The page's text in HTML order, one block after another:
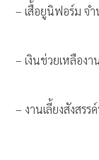
– เสื้อยูนิฟอร์ม จ
– เงินช่วยเหลือง
– งานเลี้ยงสังสร